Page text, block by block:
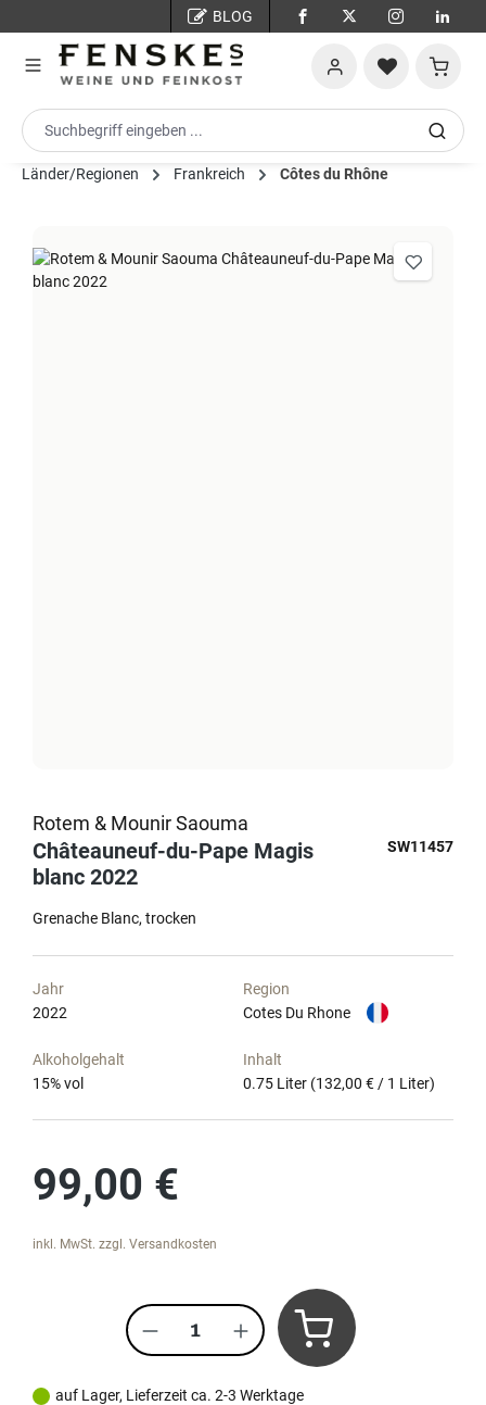
BLOG
Länder/Regionen Frankreich Côtes du Rhône
Rotem & Mounir Saouma
Châteauneuf-du-Pape Magis
blanc 2022
SW11457
Grenache Blanc trocken
Jahr
2022
Region
Cotes Du Rhone
Alkoholgehalt
15% vol
Inhalt
0.75 Liter (132,00 € / 1 Liter)
99,00 €
inkl. MwSt. zzgl. Versandkosten
Produkt Anzahl: Gib den
auf Lager, Lieferzeit ca. 2-3 Werktage